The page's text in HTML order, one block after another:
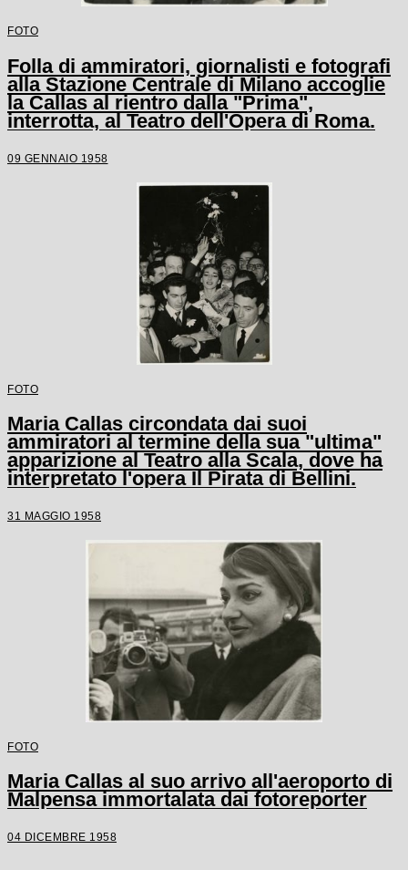
FOTO
Folla di ammiratori, giornalisti e fotografi
alla Stazione Centrale di Milano accoglie
la Callas al rientro dalla "Prima",
interrotta, al Teatro dell'Opera di Roma.
09 GENNAIO 1958
FOTO
Maria Callas circondata dai suoi
ammiratori al termine della sua "ultima"
apparizione al Teatro alla Scala, dove ha
interpretato l'opera Il Pirata di Bellini.
31 MAGGIO 1958
FOTO
Maria Callas al suo arrivo all'aeroporto di
Malpensa immortalata dai fotoreporter
04 DICEMBRE 1958